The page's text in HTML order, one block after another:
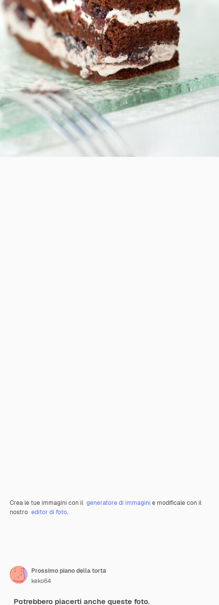
Crea le tue immagini con il generatore di immagini e modificale con il
nostro editor di foto.
Prossimo piano della torta
keko64
Potrebbero piacerti anche queste foto.